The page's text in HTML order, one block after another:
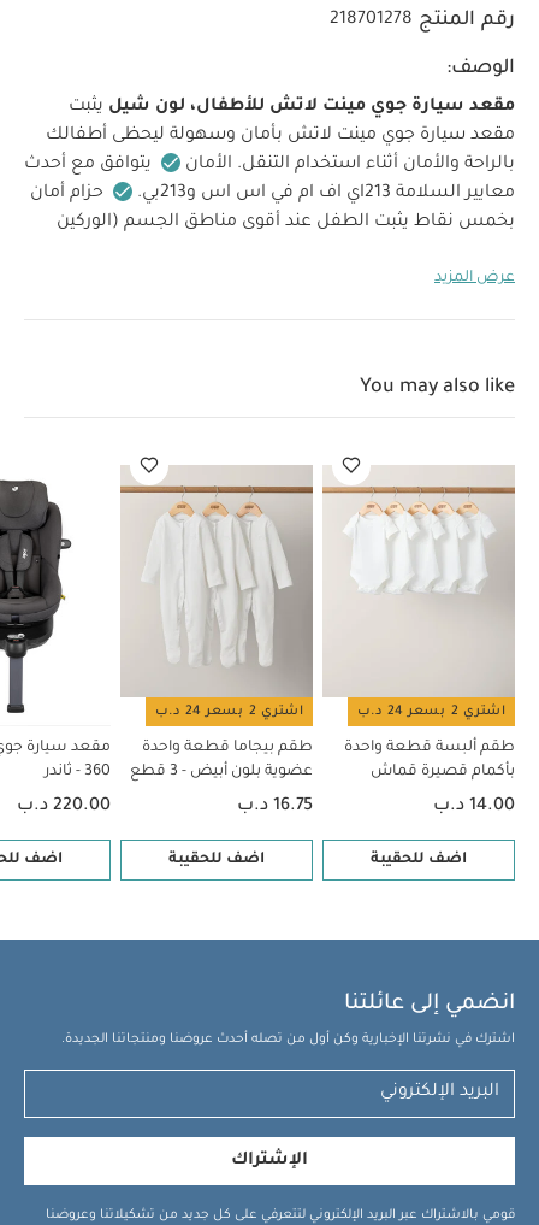
رقم المنتج 218701278
الوصف:
مقعد سيارة جوي مينت لاتش للأطفال، لون شيل يثبت
مقعد سيارة جوي مينت لاتش بأمان وسهولة ليحظى أطفالك
بالراحة والأمان أثناء استخدام التنقل. الأمان
يتوافق مع أحدث
معايير السلامة 213اي اف ام في اس اس و213بي.
حزام أمان
بخمس نقاط يثبت الطفل عند أقوى مناطق الجسم (الوركين
فتحة بسحاب للخصوصية.
موصلات لاتش الصلبة تثبت على نقاط التثبيت بالسيارة في ثانية
متوافق مع نظام السفر لعربات جوي.
طريقة التركيب
يمكن التركيب باستخدام موصلات لاتش المدمجة أو حزام
السيارة ومسار الحزام.
معتمد من اف أي أي للاستخدام في
الطائرات مع حزام الحوض.
الاستخدام
مناسب للأطفال من
وزن 1.8 كغ حتى 13.6 كغ، وحتى طول 76 سم.
تفاصيل المنتج
الميزة التفاصيل 4.22 كغ أبعاد المنتج
الطول 63.25 ×
الاستخدام الموصى به
بلون أبيض - 5 قطع
قطع مقعد سيارة جوي آي سبين 360 - ثاندر
مقعد سيارة جوي تشيلي
سبين 360 باللون شيل (من الولادة حتى 4 سنوات)
مقعد سيارة آي-سبين
360 آي-سايز من جوي مع قاعدة أيزوفيكس – لون أسود
عرض المزيد
You may also like
اشتري 2 بسعر 24 د.ب
طقم ألبسة قطعة واحدة
بأكمام قصيرة قماش
عضوي بلون أبيض - 5 قطع
14.00 د.ب
اضف للحقيبة
اشتري 2 بسعر 24 د.ب
طقم بيجاما قطعة واحدة
عضوية بلون أبيض - 3 قطع
16.75 د.ب
اضف للحقيبة
مقعد سيارة
360 - ثاندر
220.00 د.ب
اضف
انضمي إلى عائلتنا
اشترك في نشرتنا الإخبارية وكن أول من تصله أحدث عروضنا ومنتجاتنا الجديدة.
الإشتراك
قومي بالاشتراك عبر البريد الإلكتروني لتتعرفي على كل جديد من تشكيلاتنا وعروضنا